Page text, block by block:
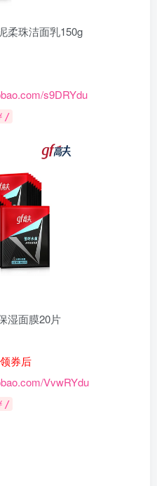
柔珠洁面乳150g
s9DRYdu
/
湿面膜20片
券后
VvwRYdu
/